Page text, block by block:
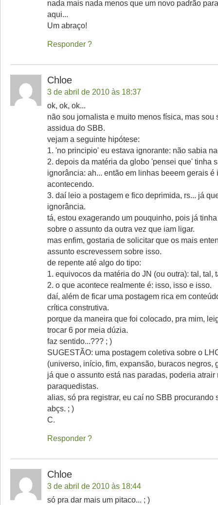
nada mais nada menos que um novo padrão
aqui...
Um abraço!
Responder
Chloe
3 de abril de 2010 às 18:37
ok, ok, ok...
não sou jornalista e muito menos física, mas sou
assidua do SBB.
vejam a seguinte hipótese:
1. 'no principio' eu estava ignorante: não sabia
2. depois da matéria da globo 'pensei que' tinha
ignorância: ah... então em linhas beeem gerais é
acontecendo.
3. daí leio a postagem e fico deprimida, rs... já
ignorância.
tá, estou exagerando um pouquinho, pois já
sobre o assunto da outra vez que iam ligar.
mas enfim, gostaria de solicitar que os mais
assunto escrevessem sobre isso.
de repente até algo do tipo:
1. equivocos da matéria do JN (ou outra): tal, tal,
2. o que acontece realmente é: isso, isso e isso.
daí, além de ficar uma postagem rica em
crítica construtiva.
porque da maneira que foi colocado, pra mim,
trocar 6 por meia dúzia.
faz sentido...??? ; )
SUGESTÃO: uma postagem coletiva sobre o
(universo, início, fim, expansão, buracos negros,
já que o assunto está nas paradas, poderia atrair
paraquedistas.
alias, só pra registrar, eu caí no SBB procurando
abçs. ; )
C.
Responder
Chloe
3 de abril de 2010 às 18:44
só pra dar mais um pitaco... ; )